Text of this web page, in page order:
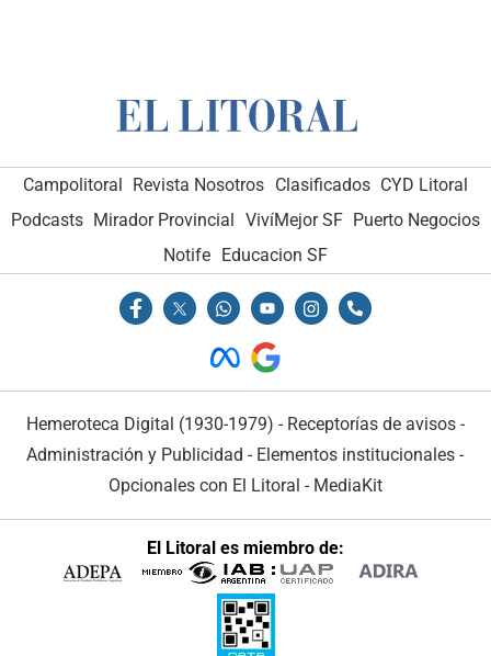
Campolitoral Revista Nosotros Clasificados CYD Litoral
Podcasts Mirador Provincial VivíMejor SF Puerto Negocios
Notife Educacion SF
Hemeroteca Digital (1930-1979) - Receptorías de avisos -
Administración y Publicidad - Elementos institucionales -
Opcionales con El Litoral - MediaKit
El Litoral es miembro de: